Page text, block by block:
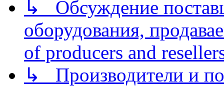
↳ Обсуждение
оборудования,
of producers and
↳ Производители и